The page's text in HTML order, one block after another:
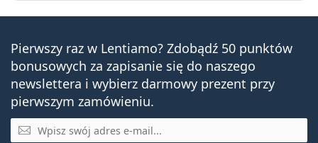
Pierwszy raz w Lentiamo? Zdobądź 50 punktów
bonusowych za zapisanie się do naszego
newslettera i wybierz darmowy prezent przy
pierwszym zamówieniu.
E-mail